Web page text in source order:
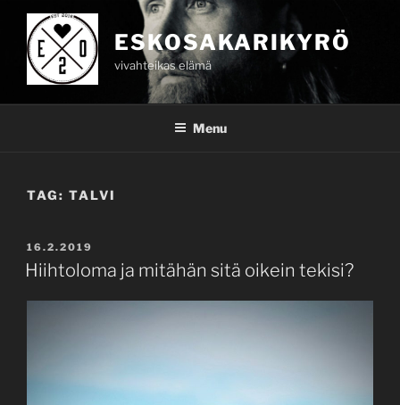
content
ESKOSAKARIKYRÖ
vivahteikas elämä
Menu
TAG: TALVI
POSTED
ON
16.2.2019
Hiihtoloma ja mitähän sitä oikein tekisi?